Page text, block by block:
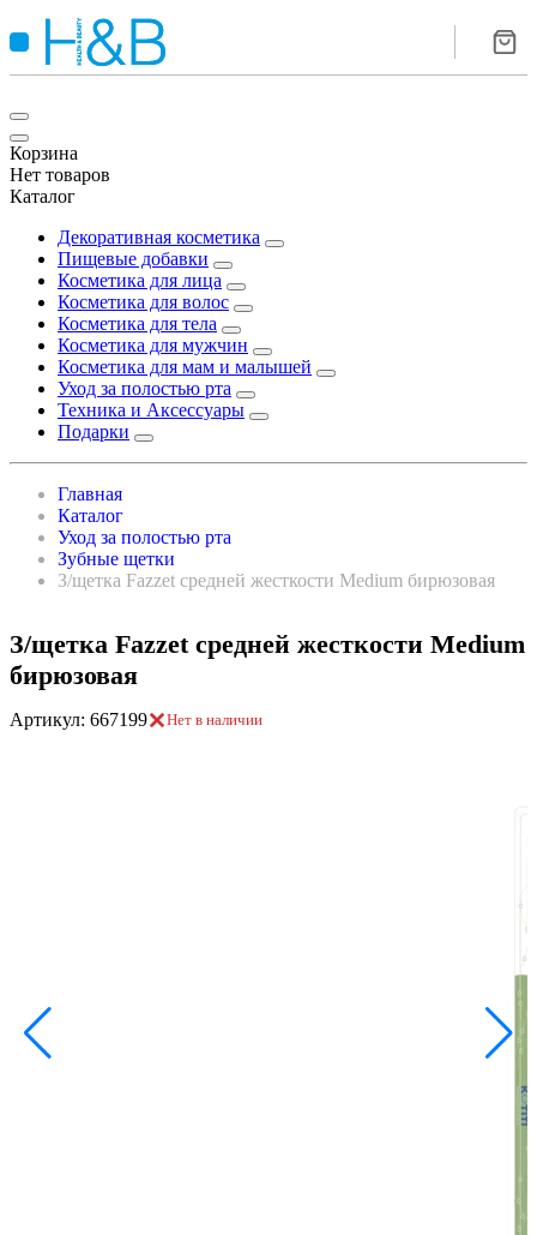
Корзина
Нет товаров
Каталог
Декоративная косметика
Пищевые добавки
Косметика для лица
Косметика для волос
Косметика для тела
Косметика для мужчин
Косметика для мам и малышей
Уход за полостью рта
Техника и Аксессуары
Подарки
Главная
Каталог
Уход за полостью рта
Зубные щетки
З/щетка Fazzet средней жесткости Medium бирюзовая
З/щетка Fazzet средней жесткости Medium
бирюзовая
Артикул: 667199 Нет в наличии